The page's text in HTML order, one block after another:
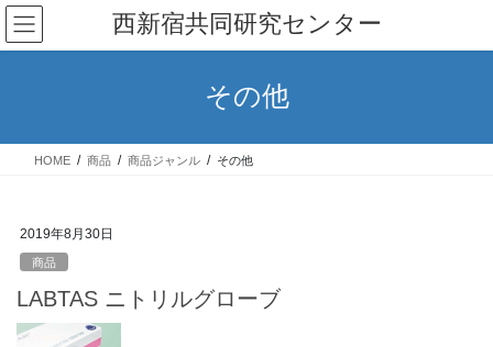
コ
ン
テ
ス
ナ
ビ
ゲ
ン
西新宿共同研究センター
その他
HOME 商品 商品ジャンル その他
2019年8月30日
商品
LABTAS ニトリルグローブ